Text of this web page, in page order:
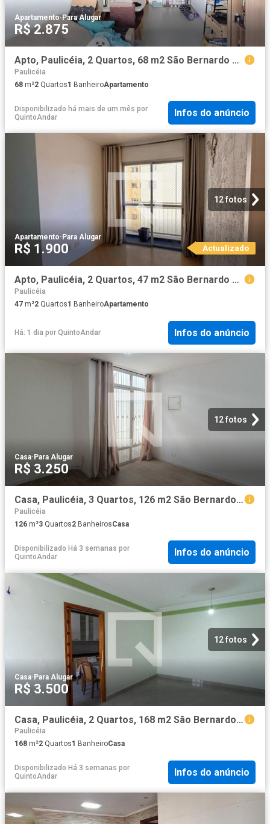
Apartamento·Para Alugar
R$ 2.875
Apto, Paulicéia, 2 Quartos, 68 m2 São Bernardo do Campo
Paulicéia
68 m²2 Quartos1 BanheiroApartamento
Disponibilizado há mais de um mês por
QuintoAndar
Infos do anúncio
12 fotos
Apartamento· Para Alugar
R$ 1.900 Actualizado
Apto, Paulicéia, 2 Quartos, 47 m2 São Bernardo do Campo
Paulicéia
47 m²2 Quartos1 BanheiroApartamento
Há: 1 dia por QuintoAndar Infos do anúncio
12 fotos
Casa· Para Alugar
R$ 3.250
Casa, Paulicéia, 3 Quartos, 126 m2 São Bernardo do Campo
Paulicéia
126 m²3 Quartos2 BanheirosCasa
Disponibilizado Há 3 semanas por
QuintoAndar
Infos do anúncio
12 fotos
Casa·Para Alugar
R$ 3.500
Casa, Paulicéia, 2 Quartos, 168 m2 São Bernardo do Campo
Paulicéia
168 m²2 Quartos1 BanheiroCasa
Disponibilizado Há 3 semanas por
QuintoAndar
Infos do anúncio